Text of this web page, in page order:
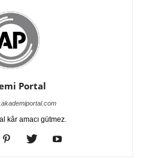
Portal
kâr amacı gütmez.